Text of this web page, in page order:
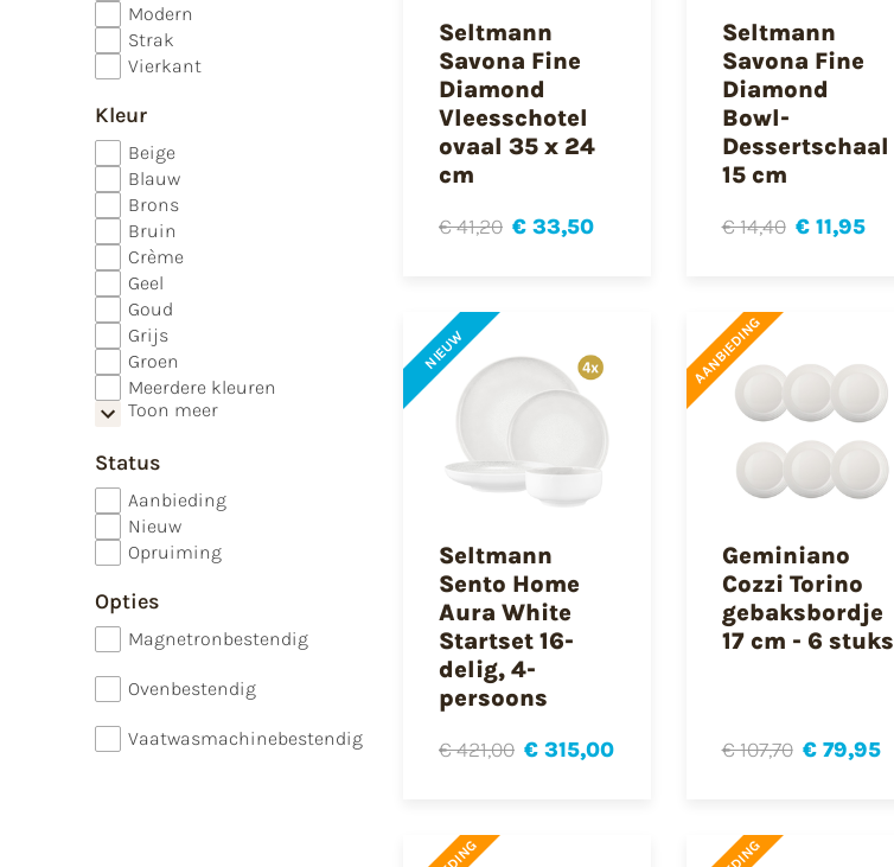
Modern
Strak
Vierkant
Kleur
Beige
Blauw
Brons
Bruin
Crème
Geel
Goud
Grijs
Groen
Meerdere kleuren
Toon meer
Status
Aanbieding
Nieuw
Opruiming
Opties
Magnetronbestendig
Ovenbestendig
Vaatwasmachinebestendig
Seltmann
Savona Fine
Diamond
Vleesschotel
ovaal 35 x 24
cm
€ 41,20 € 33,50
Seltmann
Savona Fine
Diamond
Bowl-
Dessertschaal
15 cm
€ 14,40 € 11,95
NIEUW
Seltmann
Sento Home
Aura White
Startset 16-
delig, 4-
persoons
€ 421,00 € 315,00
AANBIEDING
Geminiano
Cozzi Torino
gebaksbordje
17 cm - 6 stuks
€ 107,70 € 79,95